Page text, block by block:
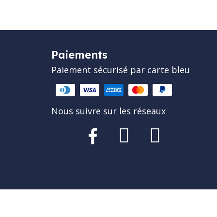
Paiements
Paiement sécurisé par carte bleu
Nous suivre sur les réseaux